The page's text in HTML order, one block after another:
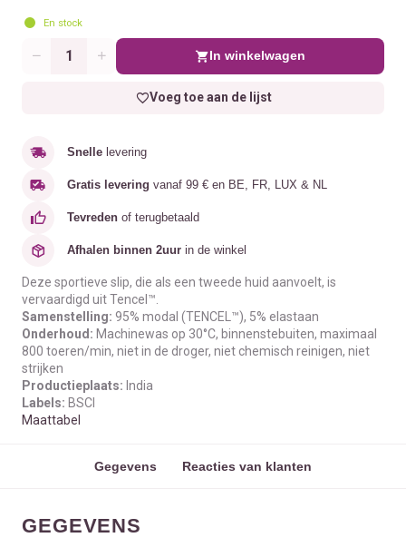
En stock
Aantal In winkelwagen
Voeg toe aan de lijst
Snelle levering
Gratis levering vanaf 99 € en BE, FR, LUX & NL
Tevreden of terugbetaald
Afhalen binnen 2uur in de winkel
Deze sportieve slip, die als een tweede huid aanvoelt, is
vervaardigd uit Tencel™.
Samenstelling: 95% modal (TENCEL™), 5% elastaan
Onderhoud: Machinewas op 30°C, binnenstebuiten, maximaal
800 toeren/min, niet in de droger, niet chemisch reinigen, niet
strijken
Productieplaats: India
Labels: BSCI
Maattabel
Gegevens Reacties van klanten
GEGEVENS